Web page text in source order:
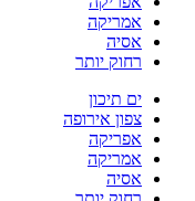
אמריקה
אסיה
רחוק יותר
ים תיכון
צפון אירופה
אפריקה
אמריקה
אסיה